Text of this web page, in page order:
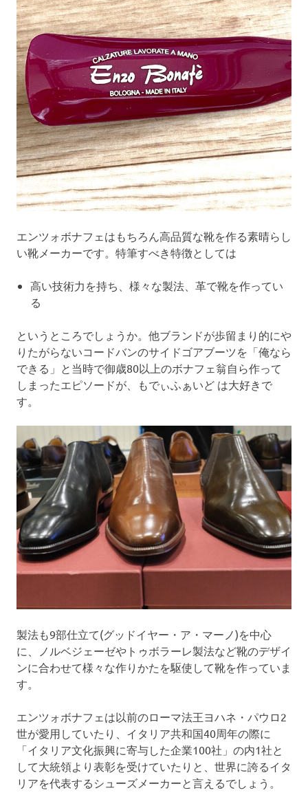
エンツォボナフェはもちろん高品質な靴を作る素晴らし
い靴メーカーです。特筆すべき特徴としては
高い技術力を持ち、様々な製法、革で靴を作ってい
る
というところでしょうか。他ブランドが歩留まり的にや
りたがらないコードバンのサイドゴアブーツを「俺なら
できる」と当時で御歳80以上のボナフェ翁自ら作って
しまったエピソードが、もでぃふぁいど は大好きで
す。
製法も9部仕立て(グッドイヤー・ア・マーノ)を中心
に、ノルベジェーゼやトゥボラーレ製法など靴のデザイ
ンに合わせて様々な作りかたを駆使して靴を作っていま
す。
エンツォボナフェは以前のローマ法王ヨハネ・パウロ2
世が愛用していたり、イタリア共和国40周年の際に
「イタリア文化振興に寄与した企業100社」の内1社と
して大統領より表彰を受けていたりと、世界に誇るイタ
リアを代表するシューズメーカーと言えるでしょう。